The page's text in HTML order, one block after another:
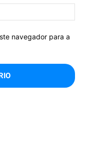
navegador para a